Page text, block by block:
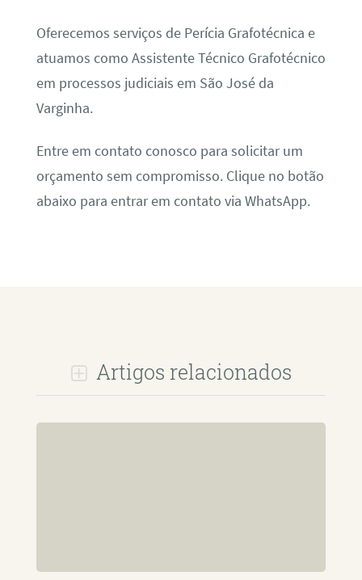
Oferecemos serviços de Perícia Grafotécnica e
atuamos como Assistente Técnico Grafotécnico
em processos judiciais em São José da
Varginha.
Entre em contato conosco para solicitar um
orçamento sem compromisso. Clique no botão
abaixo para entrar em contato via WhatsApp.
Artigos relacionados